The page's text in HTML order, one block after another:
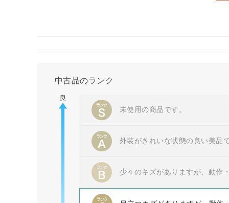
中古品のランク
未使用の商品です。
外装がきれいな状態の良い美品
少々のキズがありますが、動作